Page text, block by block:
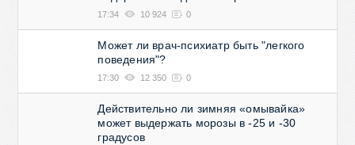
17:34 10 924 0
Может ли врач-психиатр быть "легкого
поведения"?
17:30 12 350 0
Действительно ли зимняя «омывайка»
может выдержать морозы в -25 и -30
градусов